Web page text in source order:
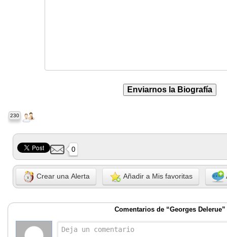
230
0
Crear una Alerta Añadir a Mis favoritas
Comentarios de “Georges Delerue”